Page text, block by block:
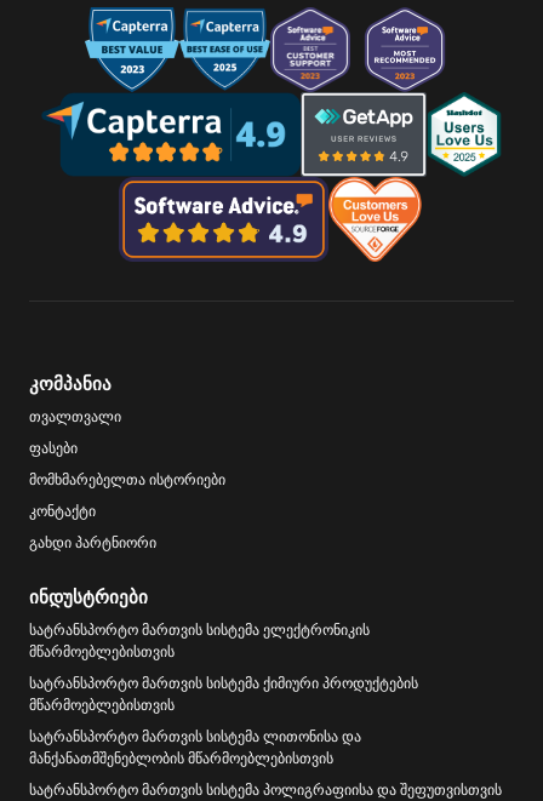
კომპანია
თვალთვალი
ფასები
მომხმარებელთა ისტორიები
კონტაქტი
გახდი პარტნიორი
ინდუსტრიები
სატრანსპორტო მართვის სისტემა ელექტრონიკის
მწარმოებლებისთვის
სატრანსპორტო მართვის სისტემა ქიმიური პროდუქტების
მწარმოებლებისთვის
სატრანსპორტო მართვის სისტემა ლითონისა და
მანქანათმშენებლობის მწარმოებლებისთვის
სატრანსპორტო მართვის სისტემა პოლიგრაფიისა და შეფუთვისთვის